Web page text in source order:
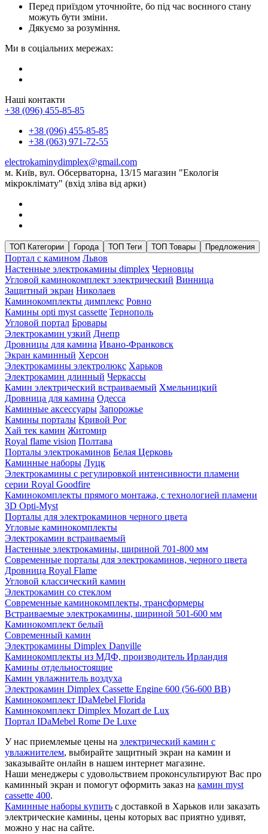
Перед приїздом уточнюйте, бо під час воєнного стану
можуть бути зміни.
Дякуємо за розуміння.
Ми в соціальних мережах:
Наші контакти
+38 (096) 455-85-85
+38 (096) 455-85-85
+38 (063) 971-72-55
electrokaminydimplex@gmail.com
м. Київ, вул. Обсерваторна, 13/15 магазин "Екологія
мікроклімату" (вхід зліва від арки)
ТОП Категории Города ТОП Теги ТОП Товары Предложения
Портал с камином Львов
Настенные электрокамины dimplex Черновцы
Угловой каминокомплект электрический Винница
Защитный экран Николаев
Каминокомплекты димплекс Ровно
Камины opti myst cassette Тернополь
Угловой портал Бровары
Электрокамин узкий Днепр
Дровницы для камина Ивано-Франковск
Экран каминный Херсон
Электрокамины электролюкс Харьков
Электрокамин длинный Черкассы
Камин электрический встраиваемый Хмельницкий
Дровница для камина Одесса
Каминные аксессуары Запорожье
Камины порталы Кривой Рог
Хай тек камин Житомир
Royal flame vision Полтава
Порталы электрокаминов Белая Церковь
Каминные наборы Луцк
Электрокамины с регулировкой интенсивности пламени
серии Royal Goodfire
Каминокомплекты прямого монтажа, с технологией пламени
3D Opti-Myst
Порталы для электрокаминов черного цвета
Угловые каминокомплекты
Электрокамин встраиваемый
Настенные электрокамины, шириной 701-800 мм
Современные порталы для электрокаминов, черного цвета
Дровница Royal Flame
Угловой классический камин
Электрокамин со стеклом
Современные каминокомплекты, трансформеры
Встраиваемые электрокамины, шириной 501-600 мм
Каминокомплект белый
Современный камин
Электрокамины Dimplex Danville
Каминокомплекты из МДФ, производитель Ирландия
Камины отдельностоящие
Камин увлажнитель воздуха
Электрокамин Dimplex Cassette Engine 600 (56-600 BB)
Каминокомплект IDaMebel Florida
Каминокомплект Dimplex Mozart de Lux
Портал IDaMebel Rome De Luxe
У нас приемлемые цены на электрический камин с
увлажнителем, выбирайте защитный экран на камин и
заказывайте онлайн в нашем интернет магазине.
Наши менеджеры с удовольствием проконсультируют Вас про
каминный экран и помогут оформить заказ на камин myst
cassette 400.
Каминные наборы купить с доставкой в Харьков или заказать
электрические камины, цены которых вас приятно удивят,
можно у нас на сайте.